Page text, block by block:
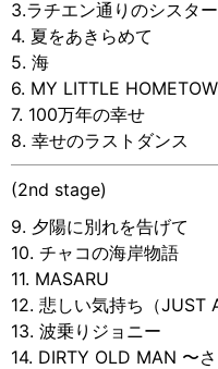
3.ラチエン通りのシスター
4. 夏をあきらめて
5. 海
6. MY LITTLE
7. 100万年の幸せ
8. 幸せのラストダンス
(2nd stage)
9. 夕陽に別れを告げて
10. チャコの海岸物語
11. MASARU
12. 悲しい気持ち（JUST
13. 波乗りジョニー
14. DIRTY OLD MAN 〜